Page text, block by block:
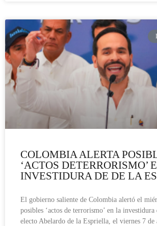
COLOMBIA ALERTA
‘ACTOS DETERRORISMO’
INVESTIDURA DE DE LA
El gobierno saliente de Colombia alertó el
posibles ‘actos de terrorismo’ en la investidura
electo Abelardo de la Espriella, el viernes 7 de